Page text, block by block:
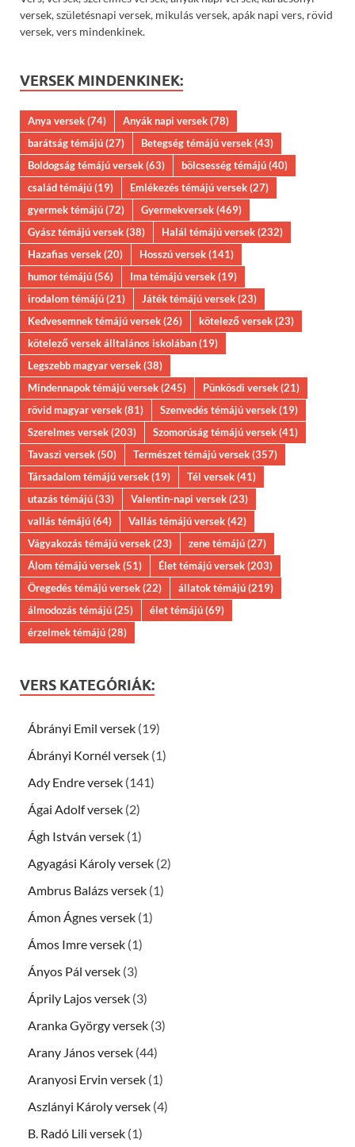
versek, születésnapi versek, mikulás versek, apák napi vers, rövid
versek, vers mindenkinek.
VERSEK MINDENKINEK:
Anya versek(74) Anyák napi versek(78)
barátság témájú(27) Betegség témájú versek(43)
Boldogság témájú versek(63) bölcsesség témájú(40)
család témájú(19) Emlékezés témájú versek(27)
gyermek témájú(72) Gyermekversek(469)
Gyász témájú versek(38) Halál témájú versek(232)
Hazafias versek(20) Hosszú versek(141)
humor témájú(56) Ima témájú versek(19)
irodalom témájú(21) Játék témájú versek(23)
Kedvesemnek témájú versek(26) kötelező versek(23)
kötelező versek álltalános iskolában(19)
Legszebb magyar versek(38)
Mindennapok témájú versek(245) Pünkösdi versek(21)
rövid magyar versek(81) Szenvedés témájú versek(19)
Szerelmes versek(203) Szomorúság témájú versek(41)
Tavaszi versek(50) Természet témájú versek(357)
Társadalom témájú versek(19) Tél versek(41)
utazás témájú(33) Valentin-napi versek(23)
vallás témájú(64) Vallás témájú versek(42)
Vágyakozás témájú versek(23) zene témájú(27)
Álom témájú versek(51) Élet témájú versek(203)
Öregedés témájú versek(22) állatok témájú(219)
álmodozás témájú(25) élet témájú(69)
érzelmek témájú(28)
VERS KATEGÓRIÁK:
Ábrányi Emil versek (19)
Ábrányi Kornél versek (1)
Ady Endre versek (141)
Ágai Adolf versek (2)
Ágh István versek (1)
Agyagási Károly versek (2)
Ambrus Balázs versek (1)
Ámon Ágnes versek (1)
Ámos Imre versek (1)
Ányos Pál versek (3)
Áprily Lajos versek (3)
Aranka György versek (3)
Arany János versek (44)
Aranyosi Ervin versek (1)
Aszlányi Károly versek (4)
B. Radó Lili versek (1)